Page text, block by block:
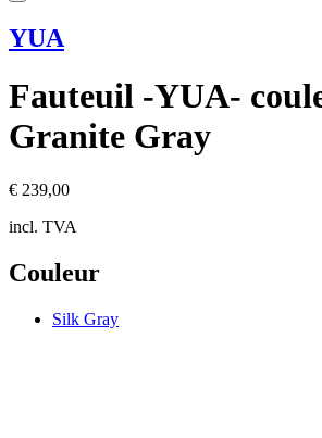
YUA
Fauteuil -YUA-
Granite Gray
€ 239,00
incl. TVA
Couleur
Silk Gray